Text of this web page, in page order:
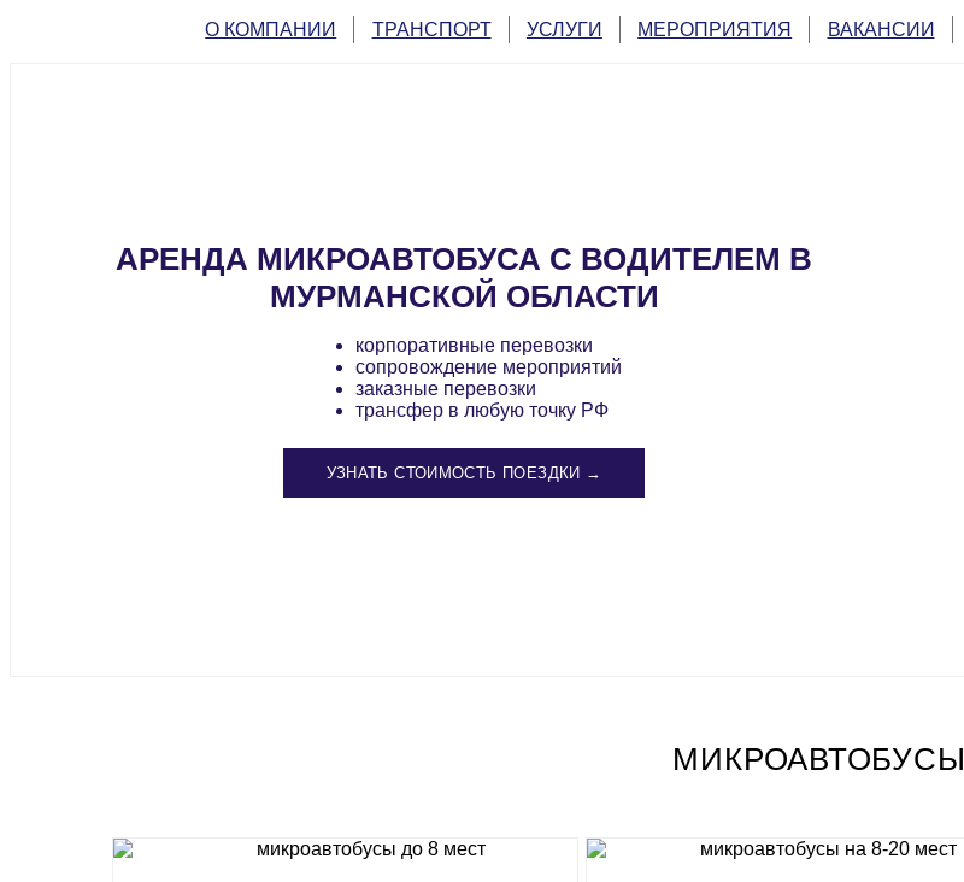
О КОМПАНИИ ТРАНСПОРТ УСЛУГИ МЕРОПРИЯТИЯ ВАКАНСИИ
АРЕНДА МИКРОАВТОБУСА С ВОДИТЕЛЕМ В
МУРМАНСКОЙ ОБЛАСТИ
корпоративные перевозки
сопровождение мероприятий
заказные перевозки
трансфер в любую точку РФ
УЗНАТЬ СТОИМОСТЬ ПОЕЗДКИ →
МИКРОАВТОБУСЫ